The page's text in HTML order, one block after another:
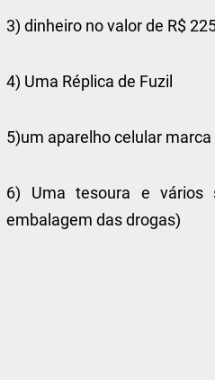
3) dinheiro no valor de R$
4) Uma Réplica de Fuzil
5)um aparelho celular marca
6) Uma tesoura e vários
embalagem das drogas)